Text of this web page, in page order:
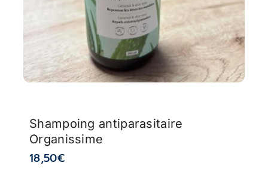
Shampoing antiparasitaire
Organissime
18,50€